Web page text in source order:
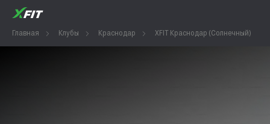
Главная Клубы Краснодар XFIT Краснодар (Солнечный)